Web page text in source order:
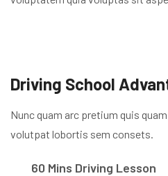
Driving School
Nunc quam arc pretium quis
volutpat lobortis sem consets.
60 Mins Driving Lesson